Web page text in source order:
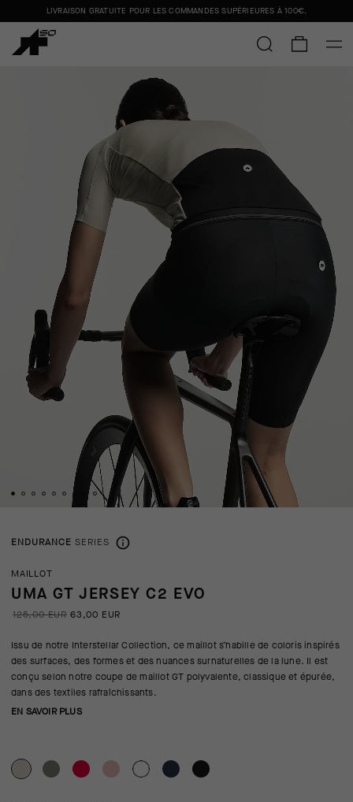
LIVRAISON GRATUITE POUR LES COMMANDES SUPÉRIEURES À 100€.
ENDURANCE SERIES
MAILLOT
UMA GT JERSEY C2 EVO
125,00 EUR 63,00 EUR
Issu de notre Interstellar Collection, ce maillot s’habille de coloris inspirés
des surfaces, des formes et des nuances surnaturelles de la lune. Il est
conçu selon notre coupe de maillot GT polyvalente, classique et épurée,
dans des textiles rafraîchissants.
EN SAVOIR PLUS